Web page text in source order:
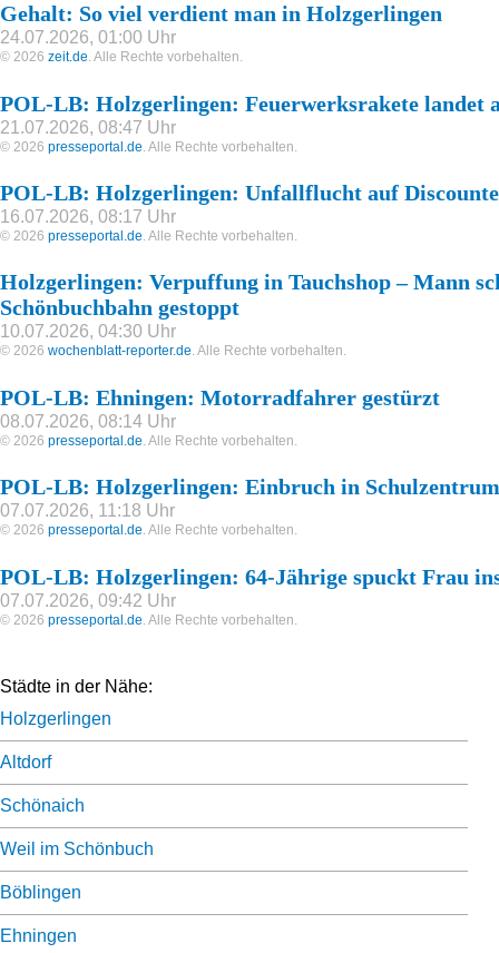
Gehalt: So viel verdient man in Holzgerlingen
24.07.2026, 01:00 Uhr
© 2026 zeit.de. Alle Rechte vorbehalten.
POL-LB: Holzgerlingen: Feuerwerksrakete landet
21.07.2026, 08:47 Uhr
© 2026 presseportal.de . Alle Rechte vorbehalten.
POL-LB: Holzgerlingen: Unfallflucht auf
16.07.2026, 08:17 Uhr
© 2026 presseportal.de. Alle Rechte vorbehalten.
Holzgerlingen: Verpuffung in Tauchshop – Mann
Schönbuchbahn gestoppt
10.07.2026, 04:30 Uhr
© 2026 wochenblatt-reporter.de. Alle Rechte vorbehalten.
POL-LB: Ehningen: Motorradfahrer gestürzt
08.07.2026, 08:14 Uhr
© 2026 presseportal.de . Alle Rechte vorbehalten.
POL-LB: Holzgerlingen: Einbruch in Schulzentrum
07.07.2026, 11:18 Uhr
© 2026 presseportal.de. Alle Rechte vorbehalten.
POL-LB: Holzgerlingen: 64-Jährige spuckt Frau
07.07.2026, 09:42 Uhr
© 2026 presseportal.de . Alle Rechte vorbehalten.
Städte in der Nähe:
Holzgerlingen
Altdorf
Schönaich
Weil im Schönbuch
Böblingen
Ehningen